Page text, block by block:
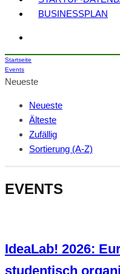
BUSINESSPLAN
Startseite
Events
Neueste
Neueste
Älteste
Zufällig
Sortierung (A-Z)
EVENTS
IdeaLab! 2026:
studentisch